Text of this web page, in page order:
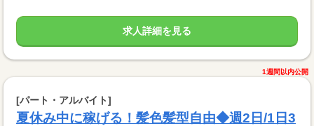
求人詳細を見る
1週間以内公開
[パート・アルバイト]
夏休み中に稼げる！髪色髪型自由◆週2日/1日3